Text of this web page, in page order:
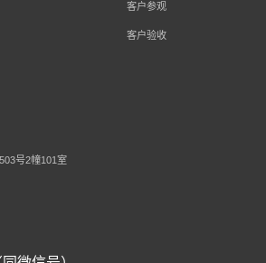
客户参观
客户验收
号2幢101室